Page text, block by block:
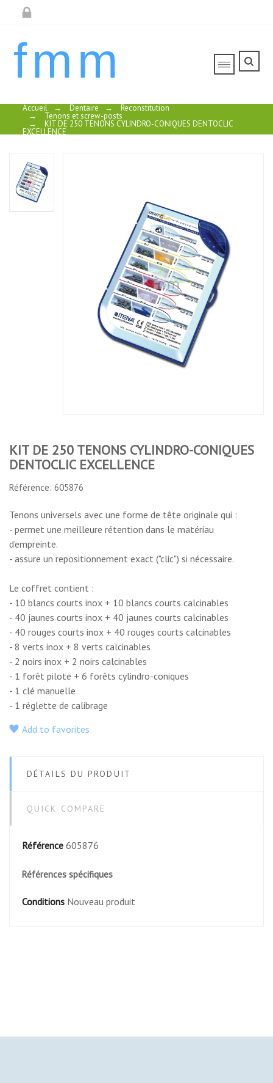
fmm
Accueil → Dentaire → Reconstitution
→ Tenons et screw-posts
→ KIT DE 250 TENONS CYLINDRO-CONIQUES DENTOCLIC
EXCELLENCE
KIT DE 250 TENONS CYLINDRO-CONIQUES
DENTOCLIC EXCELLENCE
Référence: 605876
Tenons universels avec une forme de tête originale qui :
- permet une meilleure rétention dans le matériau
d'empreinte.
- assure un repositionnement exact ("clic") si nécessaire.
Le coffret contient :
- 10 blancs courts inox + 10 blancs courts calcinables
- 40 jaunes courts inox + 40 jaunes courts calcinables
- 40 rouges courts inox + 40 rouges courts calcinables
- 8 verts inox + 8 verts calcinables
- 2 noirs inox + 2 noirs calcinables
- 1 forêt pilote + 6 forêts cylindro-coniques
- 1 clé manuelle
- 1 réglette de calibrage
Add to favorites
DÉTAILS DU PRODUIT
QUICK COMPARE
Référence 605876
Références spécifiques
Conditions Nouveau produit
KIT DE 250 TENONS
TENONS CYL-CONIQUES
TITANE SABLE DENTOCLIC
COFFRET DE 75 TENONS